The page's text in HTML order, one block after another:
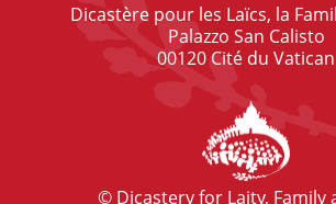
Dicastère pour les Laïcs, la
Palazzo San Calisto
00120 Cité du Vatican
© Dicastery for Laity, Family